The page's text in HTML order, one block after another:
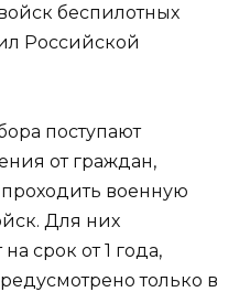
беспилотных
Российской
поступают
от граждан,
военную
Для них
срок от 1 года,
только в